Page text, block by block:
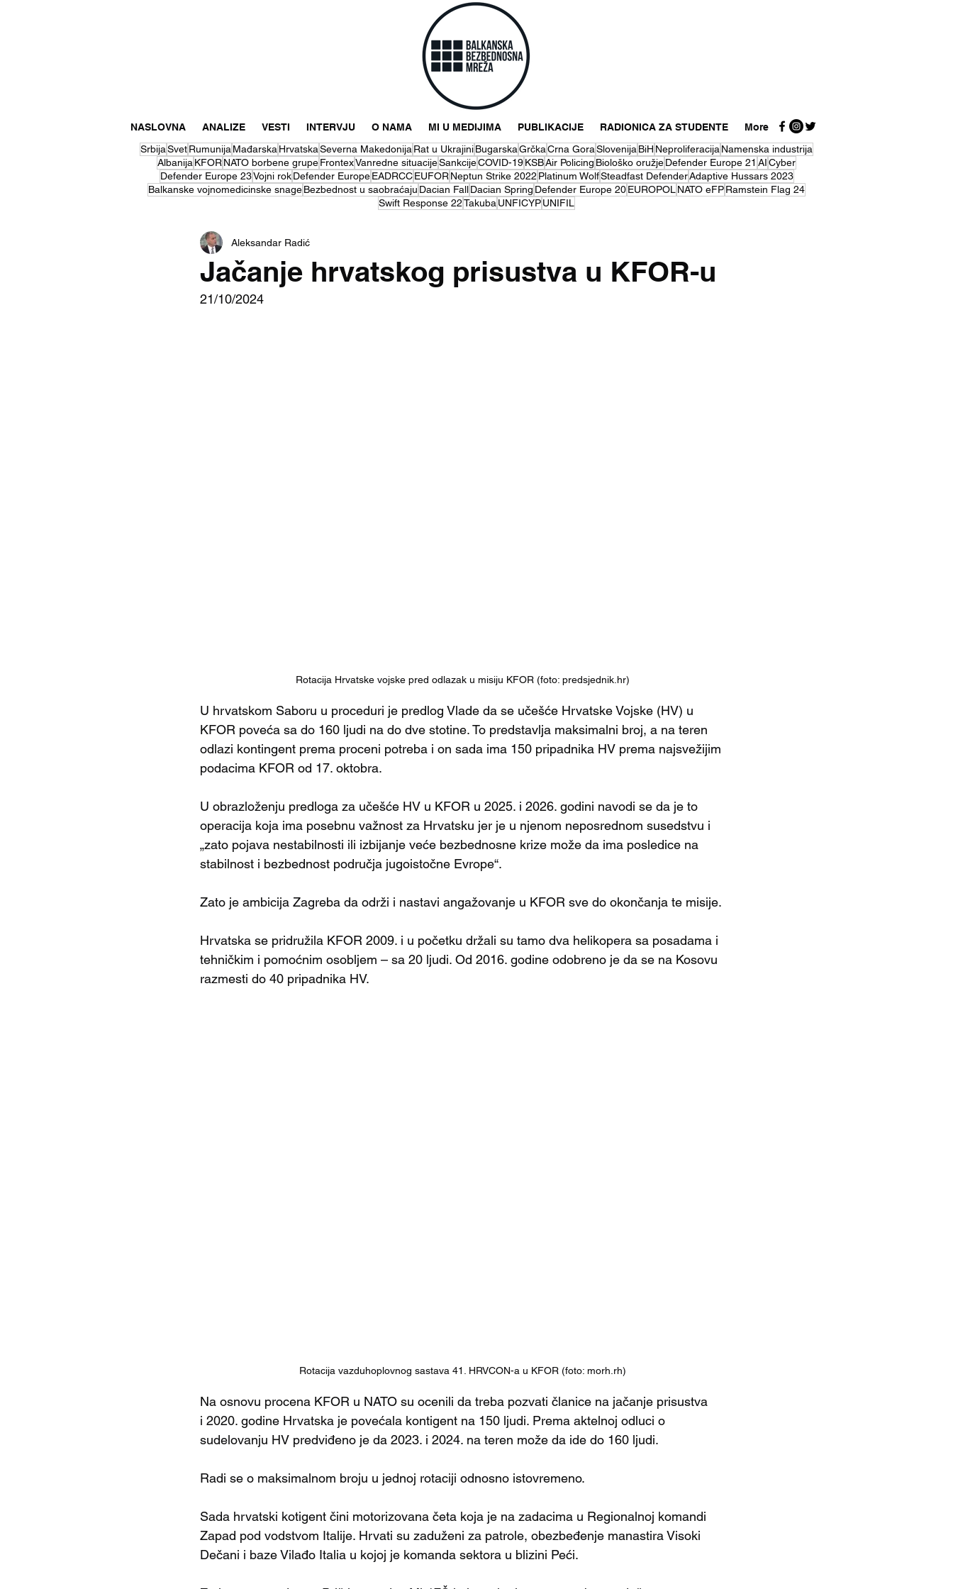
NASLOVNA ANALIZE VESTI INTERVJU O NAMA MI U MEDIJIMA PUBLIKACIJE RADIONICA ZA STUDENTE
More
SrbijaSvetRumunija Mađarska HrvatskaSeverna Makedonija Rat u UkrajiniBugarskaGrčkaCrna GoraSlovenija BiH Neproliferacija Namenska industrija
Albanija KFORNATO borbene grupeFrontexVanredne situacijeSankcijeCOVID-19KSBAir Policing Biološko oružjeDefender Europe 21 AICyber
Defender Europe 23Vojni rok Defender Europe EADRCC EUFOR Neptun Strike 2022 Platinum WolfSteadfast DefenderAdaptive Hussars 2023
Balkanske vojnomedicinske snageBezbednost u saobraćaju Dacian FallDacian Spring Defender Europe 20EUROPOLNATO eFPRamstein Flag 24
Swift Response 22Takuba UNFICYPUNIFIL
Jačanje hrvatskog prisustva u KFOR-u
Aleksandar Radić
21/10/2024
Rotacija Hrvatske vojske pred odlazak u misiju KFOR (foto: predsjednik.hr)
U hrvatskom Saboru u proceduri je predlog Vlade da se učešće Hrvatske Vojske (HV) u
KFOR poveća sa do 160 ljudi na do dve stotine. To predstavlja maksimalni broj, a na teren
odlazi kontingent prema proceni potreba i on sada ima 150 pripadnika HV prema najsvežijim
podacima KFOR od 17. oktobra.
U obrazloženju predloga za učešće HV u KFOR u 2025. i 2026. godini navodi se da je to
operacija koja ima posebnu važnost za Hrvatsku jer je u njenom neposrednom susedstvu i
„zato pojava nestabilnosti ili izbijanje veće bezbednosne krize može da ima posledice na
stabilnost i bezbednost područja jugoistočne Evrope“.
Zato je ambicija Zagreba da održi i nastavi angažovanje u KFOR sve do okončanja te misije.
Hrvatska se pridružila KFOR 2009. i u početku držali su tamo dva helikopera sa posadama i
tehničkim i pomoćnim osobljem – sa 20 ljudi. Od 2016. godine odobreno je da se na Kosovu
razmesti do 40 pripadnika HV.
Rotacija vazduhoplovnog sastava 41. HRVCON-a u KFOR (foto: morh.rh)
Na osnovu procena KFOR u NATO su ocenili da treba pozvati članice na jačanje prisustva
i 2020. godine Hrvatska je povećala kontigent na 150 ljudi. Prema aktelnoj odluci o
sudelovanju HV predviđeno je da 2023. i 2024. na teren može da ide do 160 ljudi.
Radi se o maksimalnom broju u jednoj rotaciji odnosno istovremeno.
Sada hrvatski kotigent čini motorizovana četa koja je na zadacima u Regionalnoj komandi
Zapad pod vodstvom Italije. Hrvati su zaduženi za patrole, obezbeđenje manastira Visoki
Dečani i baze Vilađo Italia u kojoj je komanda sektora u blizini Peći.